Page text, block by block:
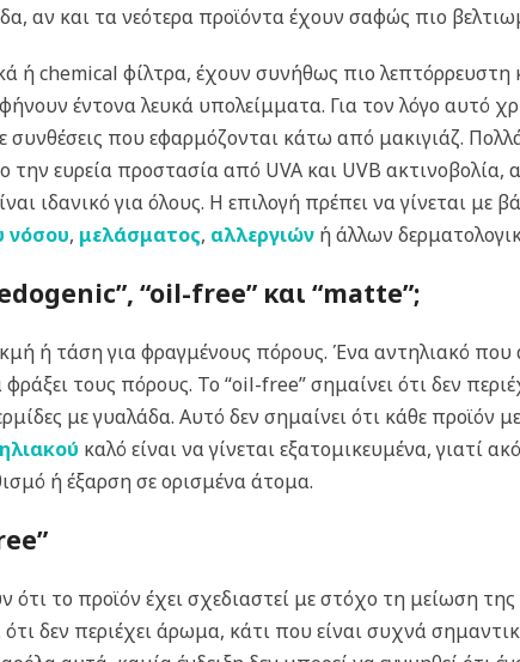
αν και τα νεότερα προϊόντα έχουν σαφώς πιο
ή chemical φίλτρα, έχουν συνήθως πιο λεπτόρρευστη
έντονα λευκά υπολείμματα. Για τον λόγο αυτό
που εφαρμόζονται κάτω από μακιγιάζ.
ευρεία προστασία από UVA και UVB ακτινοβολία,
ιδανικό για όλους. Η επιλογή πρέπει να γίνεται με
νόσου, μελάσματος, αλλεργιών ή άλλων
“oil-free” και “matte”;
ή τάση για φραγμένους πόρους. Ένα αντηλιακό που
τους πόρους. Το “oil-free” σημαίνει ότι δεν
με γυαλάδα. Αυτό δεν σημαίνει ότι κάθε προϊόν με
καλό είναι να γίνεται εξατομικευμένα, γιατί
ή έξαρση σε ορισμένα άτομα.
το προϊόν έχει σχεδιαστεί με στόχο τη μείωση
δεν περιέχει άρωμα, κάτι που είναι συχνά